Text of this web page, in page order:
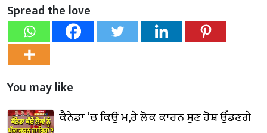
Spread the love
You may like
ਕੈਨੇਡਾ ‘ਚ ਕਿਉਂ ਮ,ਰੇ ਲੋਕ ਕਾਰਨ ਸੁਣ ਹੋਸ਼ ਉੱਡਣਗੇ